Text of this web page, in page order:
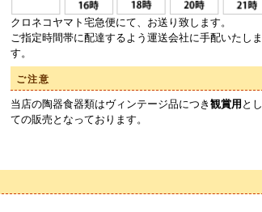
クロネコヤマト宅急便にて、お送り致します。
ご指定時間帯に配達するよう運送会社に手配いたしま
す。
ご注意
当店の陶器食器類はヴィンテージ品につき 観賞用 とし
ての販売となっております。